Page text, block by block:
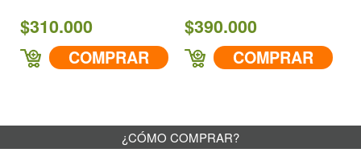
$310.000
COMPRAR
$390.000
COMPRAR
¿CÓMO COMPRAR?